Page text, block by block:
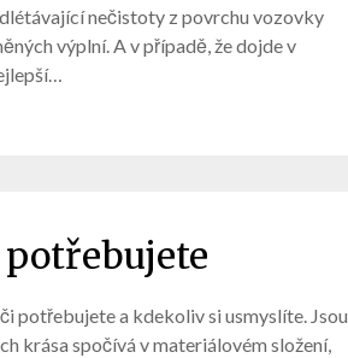
nečistoty z povrchu vozovky
výplní. A v případě, že dojde v
potřebujete a kdekoliv si usmyslíte. Jsou
krása spočívá v materiálovém složení,